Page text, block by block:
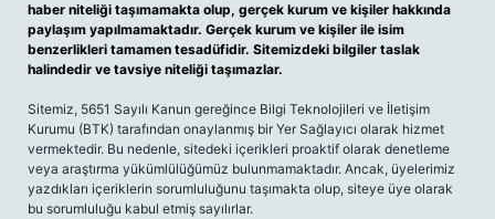
haber niteliği taşımamakta olup, gerçek kurum ve kişiler hakkında
paylaşım yapılmamaktadır. Gerçek kurum ve kişiler ile isim
benzerlikleri tamamen tesadüfidir. Sitemizdeki bilgiler taslak
halindedir ve tavsiye niteliği taşımazlar.
Sitemiz, 5651 Sayılı Kanun gereğince Bilgi Teknolojileri ve İletişim
Kurumu (BTK) tarafından onaylanmış bir Yer Sağlayıcı olarak hizmet
vermektedir. Bu nedenle, sitedeki içerikleri proaktif olarak denetleme
veya araştırma yükümlülüğümüz bulunmamaktadır. Ancak, üyelerimiz
yazdıkları içeriklerin sorumluluğunu taşımakta olup, siteye üye olarak
bu sorumluluğu kabul etmiş sayılırlar.